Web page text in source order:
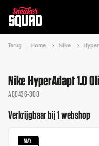
Terug Home Nike
Nike HyperAdapt 1.0
AQ0436-300
Verkrijgbaar bij 1 webshop
MAY